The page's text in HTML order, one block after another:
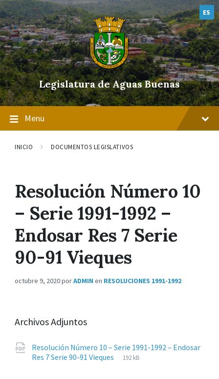
Skip
to
content
Skip
to
main
navigation
Skip
to
footer
ES
Legislatura de Aguas Buenas
Menu
INICIO DOCUMENTOS LEGISLATIVOS
Resolución Número 10
– Serie 1991-1992 –
Endosar Res 7 Serie
90-91 Vieques
octubre 9, 2020porADMIN en RESOLUCIONES 1991-1992
Archivos Adjuntos
Resolución Número 10 – Serie 1991-1992 – Endosar
Res 7 Serie 90-91 Vieques
Extensiones
pdf
Tamaño
192 kB